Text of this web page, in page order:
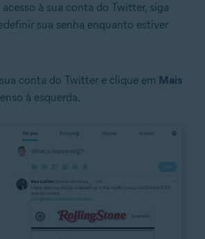
à sua conta do Twitter, siga
sua senha enquanto estiver
conta do Twitter e clique em Mais
à esquerda.